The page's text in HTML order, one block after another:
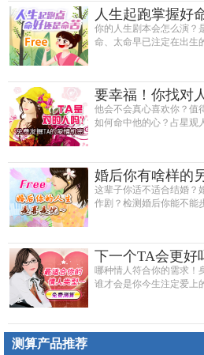
人生起跑掌握好
你的人生剧本会怎么演？
命、太命早已注定在出生
要幸福！你找对
他会不会真心喜欢你？值
如何命中他的心？占星观
婚后你有啥样的
这辈子你适不适合结婚？
作剧？检测婚后你能不能
下一个TA会更好
哪种情人符合你的需求！
谁才会是你今生注定爱上
测算产品推荐